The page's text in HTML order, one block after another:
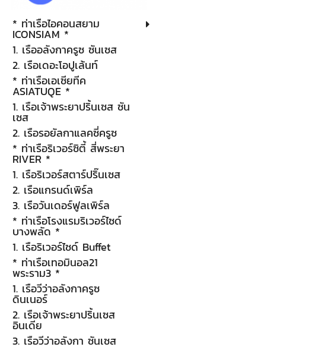
* ท่าเรือไอคอนสยาม
ICONSIAM *
1. เรืออลังกาครูซ ซันเซส
2. เรือเดอะโอปูเล้นท์
* ท่าเรือเอเซียทีค
ASIATUQE *
1. เรือเจ้าพระยาปริ้นเซส ซัน
เซส
2. เรือรอยัลกาแลคซี่ครูซ
* ท่าเรือริเวอร์ซิตี้ สี่พระยา
RIVER *
1. เรือริเวอร์สตาร์ปริ๊นเซส
2. เรือแกรนด์เพิร์ล
3. เรือวันเดอร์ฟูลเพิร์ล
* ท่าเรือโรงแรมริเวอร์ไซด์
บางพลัด *
1. เรือริเวอร์ไซด์ Buffet
* ท่าเรือเทอมินอล21
พระราม3 *
1. เรือวีว่าอลังกาครูซ
ดินเนอร์
2. เรือเจ้าพระยาปริ้นเซส
อินเดีย
3. เรือวีว่าอลังกา ซันเซส